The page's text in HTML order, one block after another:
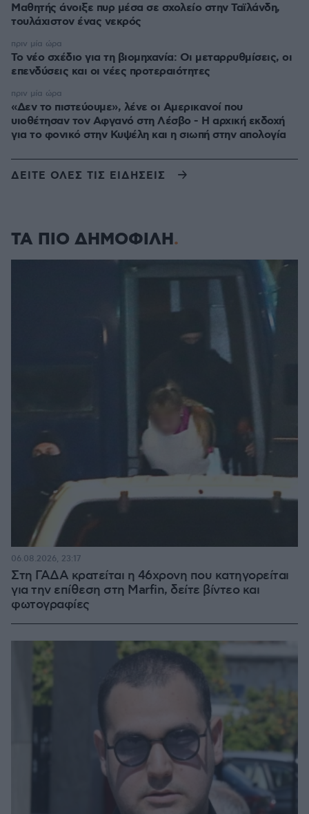
Μαθητής άνοιξε πυρ μέσα σε σχολείο στην Ταϊλάνδη,
τουλάχιστον ένας νεκρός
Το νέο σχέδιο για τη βιομηχανία: Οι μεταρρυθμίσεις, οι
επενδύσεις και οι νέες προτεραιότητες
πριν μία ώρα
«Δεν το πιστεύουμε», λένε οι Αμερικανοί που
υιοθέτησαν τον Αφγανό στη Λέσβο - Η αρχική εκδοχή
για το φονικό στην Κυψέλη και η σιωπή στην απολογία
πριν μία ώρα
ΔΕΙΤΕ ΟΛΕΣ ΤΙΣ ΕΙΔΗΣΕΙΣ
ΤΑ ΠΙΟ ΔΗΜΟΦΙΛΗ
Στη ΓΑΔΑ κρατείται η 46χρονη που κατηγορείται
για την επίθεση στη Marfin, δείτε βίντεο και
φωτογραφίες
06.08.2026, 23:17